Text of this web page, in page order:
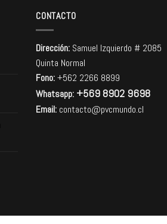
CONTACTO
Dirección: Samuel Izquierdo # 2085
Quinta Normal
Fono:+562 2266 8899
Whatsapp: +569 8902 9698
Email: contacto@pvcmundo.cl